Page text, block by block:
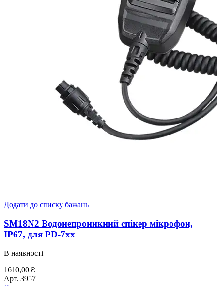
Додати до списку бажань
SM18N2 Водонепроникний спікер мікрофон,
ІР67, для PD-7xx
В наявності
1610,00 ₴
Арт. 3957